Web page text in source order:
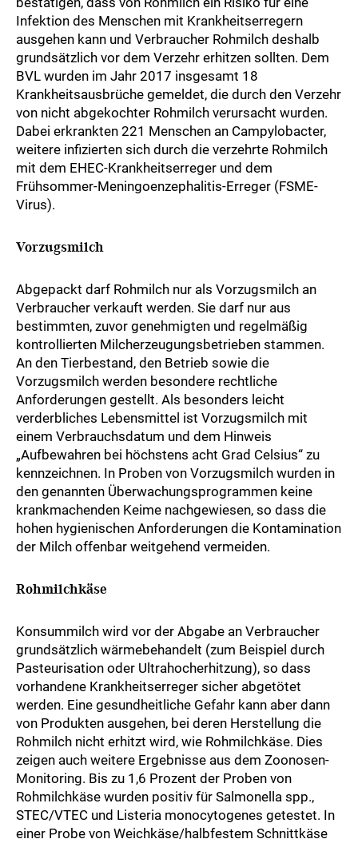
Infektion des Menschen mit Krankheitserregern
ausgehen kann und Verbraucher Rohmilch deshalb
grundsätzlich vor dem Verzehr erhitzen sollten. Dem
BVL wurden im Jahr 2017 insgesamt 18
Krankheitsausbrüche gemeldet, die durch den Verzehr
von nicht abgekochter Rohmilch verursacht wurden.
Dabei erkrankten 221 Menschen an Campylobacter,
weitere infizierten sich durch die verzehrte Rohmilch
mit dem EHEC-Krankheitserreger und dem
Frühsommer-Meningoenzephalitis-Erreger (FSME-
Virus).
Vorzugsmilch
Abgepackt darf Rohmilch nur als Vorzugsmilch an
Verbraucher verkauft werden. Sie darf nur aus
bestimmten, zuvor genehmigten und regelmäßig
kontrollierten Milcherzeugungsbetrieben stammen.
An den Tierbestand, den Betrieb sowie die
Vorzugsmilch werden besondere rechtliche
Anforderungen gestellt. Als besonders leicht
verderbliches Lebensmittel ist Vorzugsmilch mit
einem Verbrauchsdatum und dem Hinweis
„Aufbewahren bei höchstens acht Grad Celsius“ zu
kennzeichnen. In Proben von Vorzugsmilch wurden in
den genannten Überwachungsprogrammen keine
krankmachenden Keime nachgewiesen, so dass die
hohen hygienischen Anforderungen die Kontamination
der Milch offenbar weitgehend vermeiden.
Rohmilchkäse
Konsummilch wird vor der Abgabe an Verbraucher
grundsätzlich wärmebehandelt (zum Beispiel durch
Pasteurisation oder Ultrahocherhitzung), so dass
vorhandene Krankheitserreger sicher abgetötet
werden. Eine gesundheitliche Gefahr kann aber dann
von Produkten ausgehen, bei deren Herstellung die
Rohmilch nicht erhitzt wird, wie Rohmilchkäse. Dies
zeigen auch weitere Ergebnisse aus dem Zoonosen-
Monitoring. Bis zu 1,6 Prozent der Proben von
Rohmilchkäse wurden positiv für Salmonella spp.,
STEC/VTEC und Listeria monocytogenes getestet. In
einer Probe von Weichkäse/halbfestem Schnittkäse